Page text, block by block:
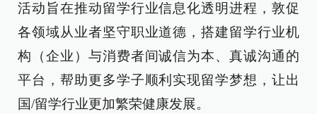
活动旨在推动留学行业信息化透明进程，敦促
各领域从业者坚守职业道德，搭建留学行业机
构（企业）与消费者间诚信为本、真诚沟通的
平台，帮助更多学子顺利实现留学梦想，让出
国/留学行业更加繁荣健康发展。